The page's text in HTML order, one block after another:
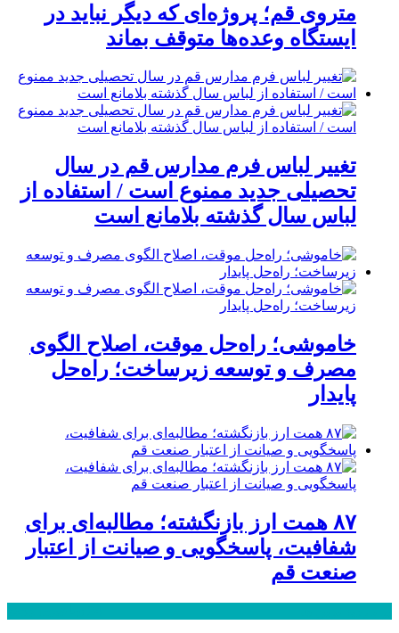
متروی قم؛ پروژه‌ای که دیگر نباید در
ایستگاه وعده‌ها متوقف بماند
تغییر لباس فرم مدارس قم در سال
تحصیلی جدید ممنوع است / استفاده از
لباس سال گذشته بلامانع است
خاموشی؛ راه‌حل موقت، اصلاح الگوی
مصرف و توسعه زیرساخت؛ راه‌حل
پایدار
۸۷ همت ارز بازنگشته؛ مطالبه‌ای برای
شفافیت، پاسخگویی و صیانت از اعتبار
صنعت قم